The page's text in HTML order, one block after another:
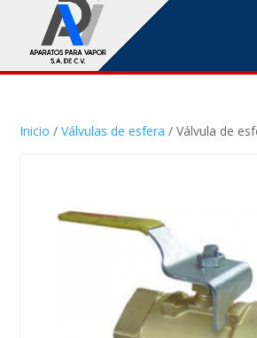
Inicio /Válvulas de esfera / Válvula de